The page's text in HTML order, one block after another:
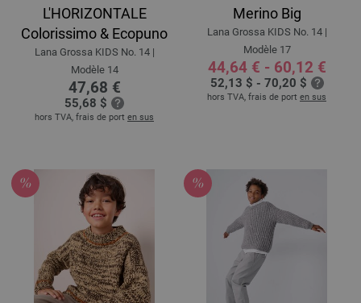
L'HORIZONTALE
Colorissimo & Ecopuno
Lana Grossa KIDS No. 14 |
Modèle 14
47,68 €
55,68 $
hors TVA, frais de port en sus
Merino Big
Lana Grossa KIDS No. 14 |
Modèle 17
44,64 € - 60,12 €
52,13 $ - 70,20 $
hors TVA, frais de port en sus